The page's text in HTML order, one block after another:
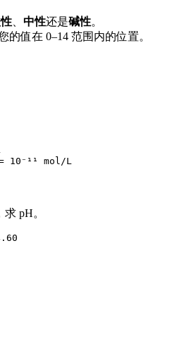
、 中性还是碱性。
的值在 0–14 范围内的位置。
pH。